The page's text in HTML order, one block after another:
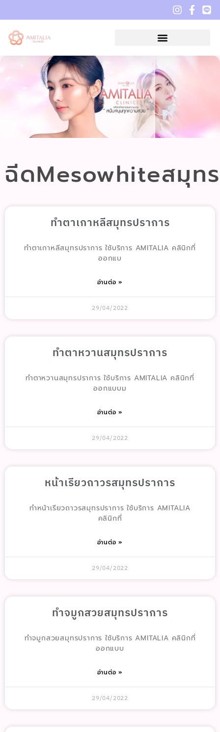
ฉีดMesowhiteสมุท
ทำตาเกาหลีสมุทรปราการ
ทำตาเกาหลีสมุทรปราการ ใช้บริการ AMITALIA คลินิกที่
ออกแบ
อ่านต่อ »
29/04/2022
ทำตาหวานสมุทรปราการ
ทำตาหวานสมุทรปราการ ใช้บริการ AMITALIA คลินิกที่
ออกแบบม
อ่านต่อ »
29/04/2022
หน้าเรียวถาวรสมุทรปราการ
ทำหน้าเรียวถาวรสมุทรปราการ ใช้บริการ AMITALIA
คลินิกที่
อ่านต่อ »
29/04/2022
ทำจมูกสวยสมุทรปราการ
ทำจมูกสวยสมุทรปราการ ใช้บริการ AMITALIA คลินิกที่
ออกแบบ
อ่านต่อ »
29/04/2022